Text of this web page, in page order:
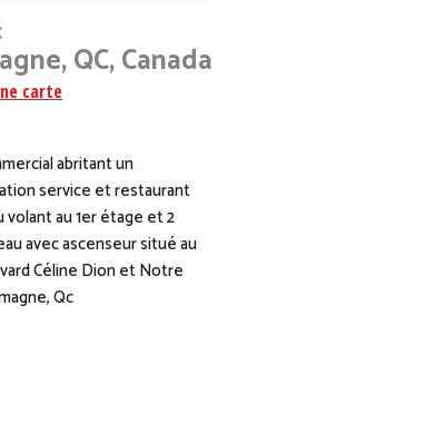
QC, Canada
carte
abritant un
service et restaurant
volant au 1er étage et 2
avec ascenseur situé au
Céline Dion et Notre
Qc